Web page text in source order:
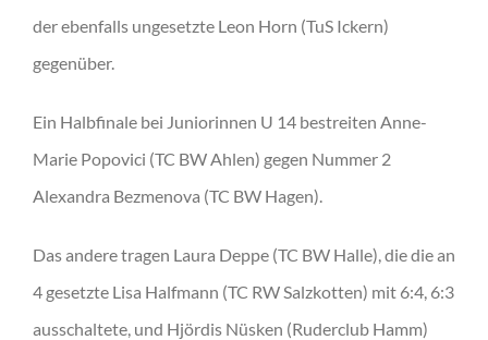
der ebenfalls ungesetzte Leon Horn (TuS Ickern)
gegenüber.
Ein Halbfinale bei Juniorinnen U 14 bestreiten Anne-
Marie Popovici (TC BW Ahlen) gegen Nummer 2
Alexandra Bezmenova (TC BW Hagen).
Das andere tragen Laura Deppe (TC BW Halle), die die an
4 gesetzte Lisa Halfmann (TC RW Salzkotten) mit 6:4, 6:3
ausschaltete, und Hjördis Nüsken (Ruderclub Hamm)